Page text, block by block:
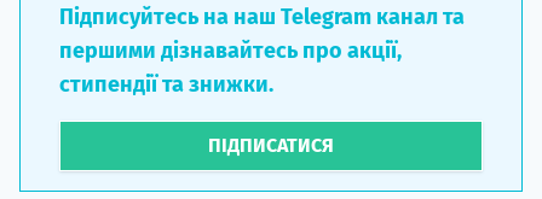
Підписуйтесь на наш Telegram канал та
першими дізнавайтесь про акції,
стипендії та знижки.
ПІДПИСАТИСЯ